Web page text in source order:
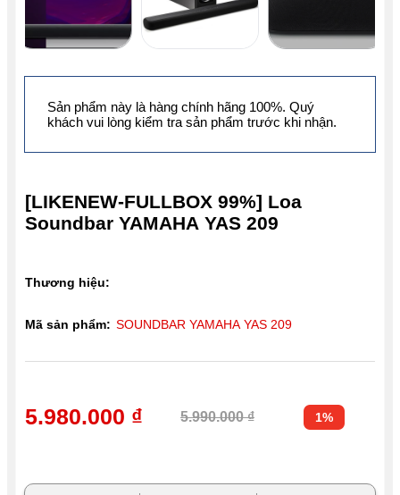
[LIKENEW-FULLBOX 99%] Loa
Soundbar YAMAHA YAS 209
5.980.000 ₫ 5.990.000 ₫ 1%
Thương hiệu:
Mã sản phẩm: SOUNDBAR YAMAHA YAS 209
Sản phẩm này là hàng chính hãng 100%. Quý
khách vui lòng kiểm tra sản phẩm trước khi nhận.